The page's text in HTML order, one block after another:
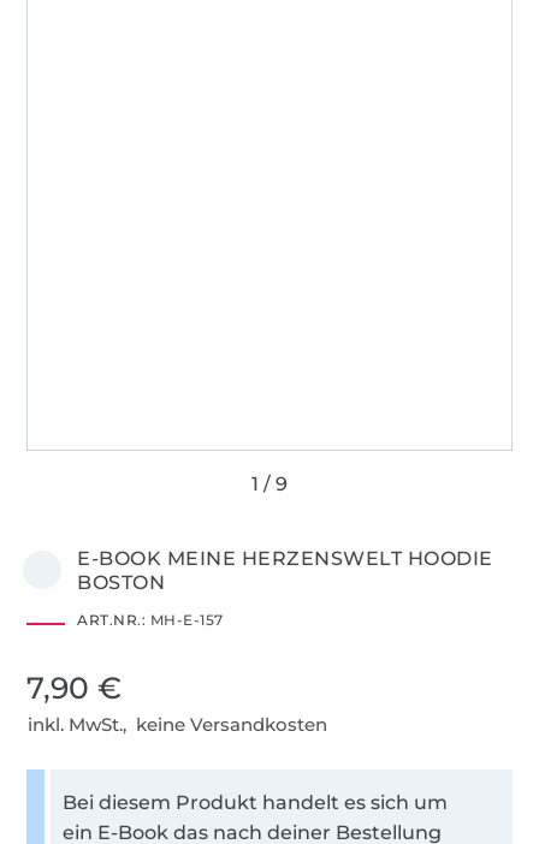
E-BOOK MEINE HERZENSWELT HOODIE
BOSTON
ART.NR.: MH-E-157
7,90 €
inkl. MwSt., keine Versandkosten
Bei diesem Produkt handelt es sich um
ein E-Book das nach deiner Bestellung